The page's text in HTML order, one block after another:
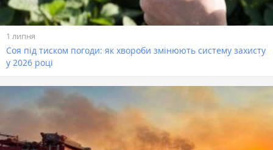
1 липня
Соя під тиском погоди: як хвороби змінюють систему захисту
у 2026 році